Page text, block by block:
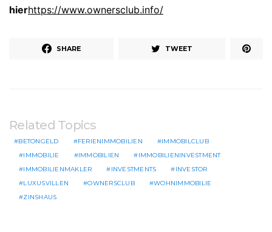
hierhttps://www.ownersclub.info/
SHARE TWEET
Related Topics
BETONGELD FERIENIMMOBILIEN
IMMOBILCLUB
IMMOBILIE
IMMOBILIEN
IMMOBILIENINVESTMENT
IMMOBILIENMAKLER
INVESTMENTS
INVESTOR
LUXUSVILLEN
OWNERSCLUB
WOHNIMMOBILIE
ZINSHAUS